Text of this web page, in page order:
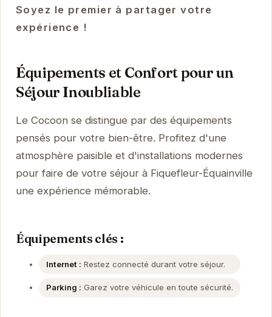
Soyez le premier à partager votre
expérience !
Équipements et Confort pour un
Séjour Inoubliable
Le Cocoon se distingue par des équipements
pensés pour votre bien-être. Profitez d'une
atmosphère paisible et d'installations modernes
pour faire de votre séjour à Fiquefleur-Équainville
une expérience mémorable.
Équipements clés :
Internet : Restez connecté durant votre séjour.
Parking : Garez votre véhicule en toute sécurité.